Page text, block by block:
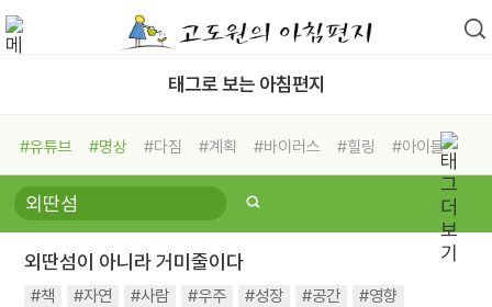
태그로 보는 아침편지
#유튜브 #명상 #다짐 #계획 #바이러스 #힐링
#아이들
#비전캠프
#독서캠프 #삶
#희망
#나눔 #친구 #링컨학교
#독서
#건강 #면역력
외딴섬이 아니라 거미줄이다
#책 #자연 #사람 #우주 #성장 #공간
#영향